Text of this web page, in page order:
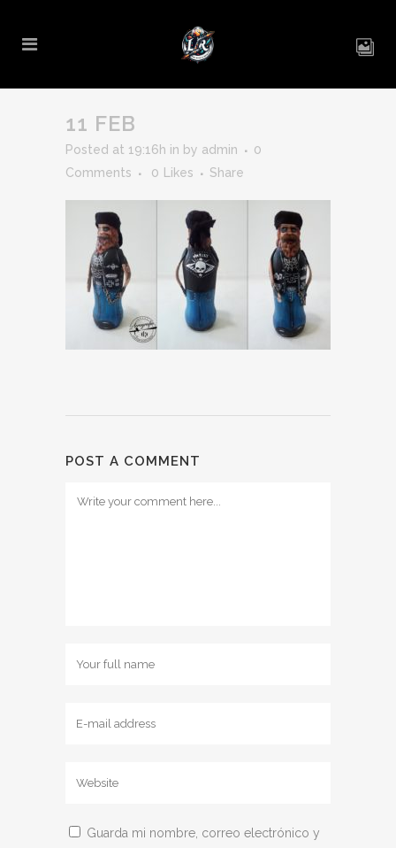
11 FEB
Posted at 19:16h in by admin
0
Comments
0 Likes Share
POST A COMMENT
Guarda mi nombre, correo electrónico y